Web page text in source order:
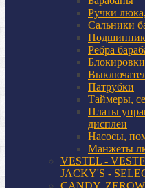
Ручки
Сальники
Ребра
Патрубки
Таймеры,
Платы
дисплеи
Насосы,
Манжеты
VESTEL -
JACKY'S -
CANDY,